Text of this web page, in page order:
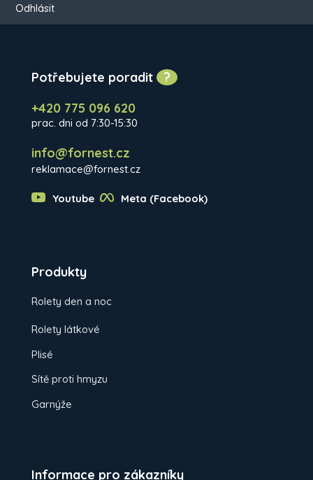
Odhlásit
Potřebujete poradit ?
+420 775 096 620
prac. dni od 7:30-15:30
info@fornest.cz
reklamace@fornest.cz
Youtube Meta (Facebook)
Produkty
Rolety den a noc
Rolety látkové
Plisé
Sítě proti hmyzu
Garnýže
Informace pro zákazníky